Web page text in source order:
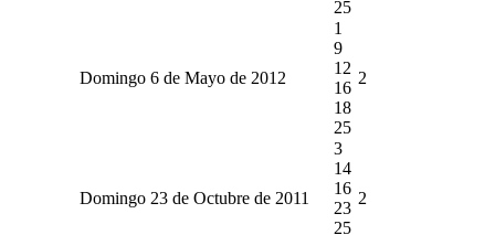
25
Domingo 6 de Mayo de 2012
1
9
12
16
18
25
2
Domingo 23 de Octubre de 2011
3
14
16
23
25
2